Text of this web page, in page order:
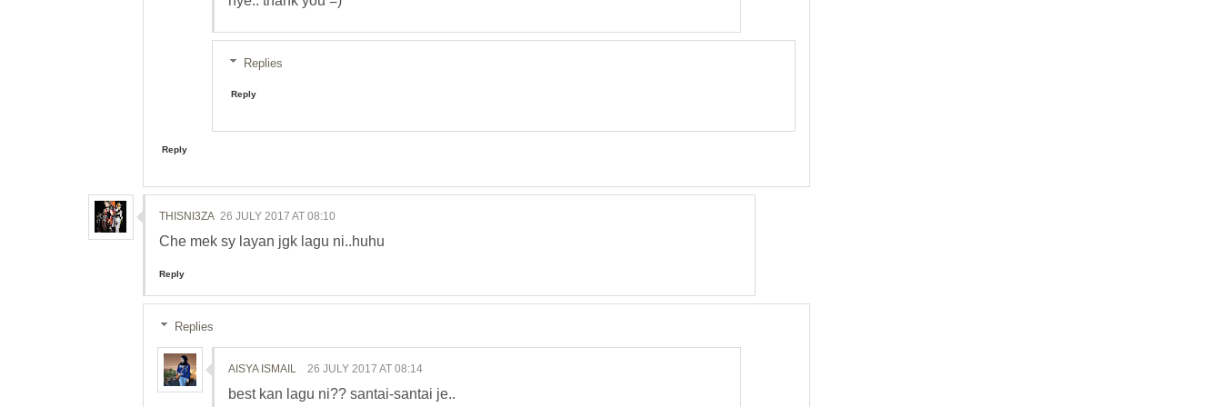
Replies
Reply
Reply
THISNI3ZA 26 JULY 2017 AT 08:10
Che mek sy layan jgk lagu ni..huhu
Reply
Replies
AISYA ISMAIL 26 JULY 2017 AT 08:14
best kan lagu ni?? santai-santai je..